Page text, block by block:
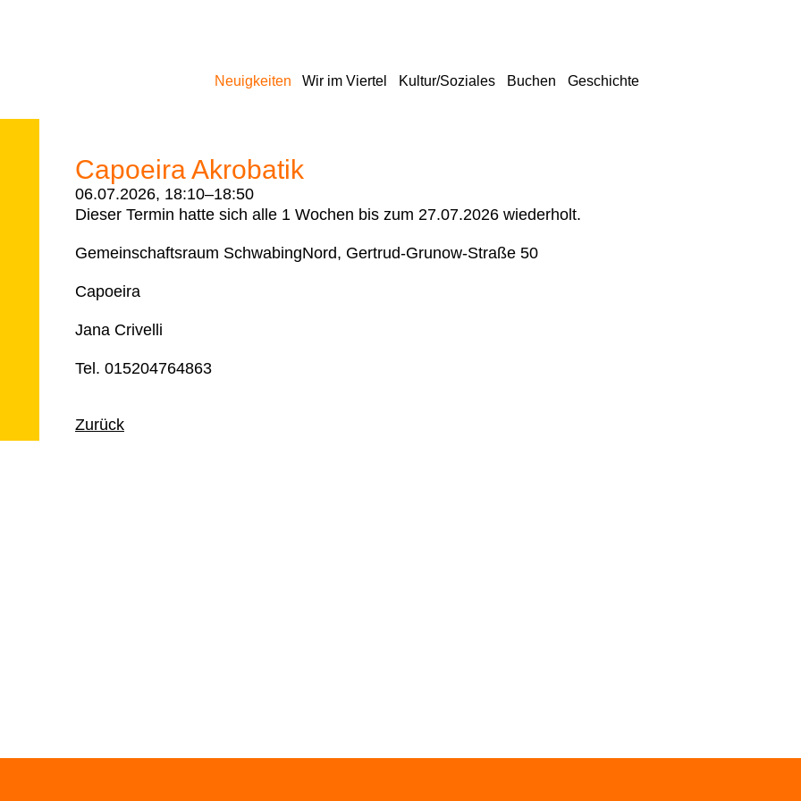
Neuigkeiten Wir im Viertel Kultur/Soziales Buchen Geschichte
Capoeira Akrobatik
06.07.2026, 18:10–18:50
Dieser Termin hatte sich alle 1 Wochen bis zum 27.07.2026 wiederholt.
Gemeinschaftsraum SchwabingNord, Gertrud-Grunow-Straße 50
Capoeira
Jana Crivelli
Tel. 015204764863
Zurück